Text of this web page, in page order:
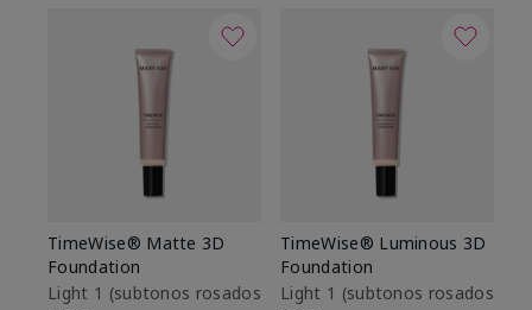
TimeWise® Matte 3D
Foundation
Light 1​ (subtonos rosados
TimeWise® Luminous 3D
Foundation
Light 1​ (subtonos rosados